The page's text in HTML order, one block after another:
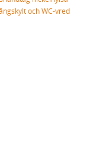
och WC-vred